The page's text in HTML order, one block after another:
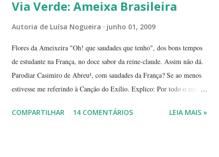
Via Verde: Ameixa Brasileira
Autoria de Luísa Nogueira junho 01, 2009
Flores da Ameixeira "Oh! que saudades que tenho", dos bons tempos
de estudante na França, no doce sabor da reine-claude. Assim não dá.
Parodiar Casimiro de Abreu¹, com saudades da França? Se ao menos
estivesse me referindo à Canção do Exílio. Explico: Por todo o mundo
precisos, mas é por aí. Na Europa existe uma grande quantidade delas,
COMPARTILHAR 14 COMENTÁRIOS LEIA MAIS »